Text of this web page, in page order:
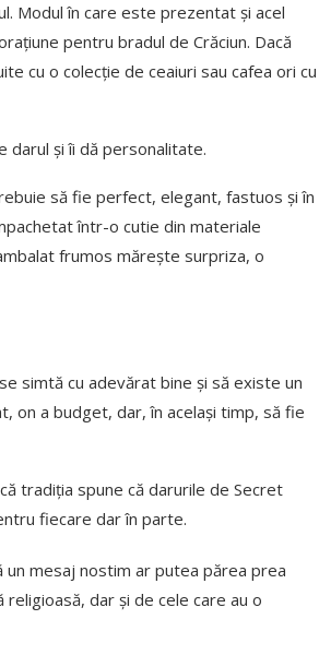
Modul în care este prezentat și acel
pentru bradul de Crăciun. Dacă
cu o colecție de ceaiuri sau cafea ori cu
darul și îi dă personalitate.
să fie perfect, elegant, fastuos și în
într-o cutie din materiale
frumos mărește surpriza, o
simtă cu adevărat bine și să existe un
on a budget, dar, în același timp, să fie
tradiția spune că darurile de Secret
fiecare dar în parte.
mesaj nostim ar putea părea prea
dar și de cele care au o